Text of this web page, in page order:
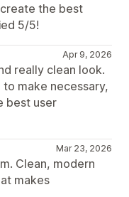
the best
5/5!
Apr 9, 2026
really clean look.
make necessary,
best user
Mar 23, 2026
Clean, modern
makes